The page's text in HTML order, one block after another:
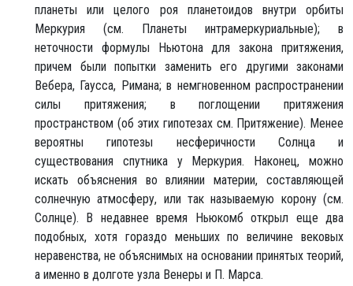
планеты или целого роя планетоидов внутри орбиты
Меркурия (см. Планеты интрамеркуриальные); в
неточности формулы Ньютона для закона притяжения,
причем были попытки заменить его другими законами
Вебера, Гаусса, Римана; в немгновенном распространении
силы притяжения; в поглощении притяжения
пространством (об этих гипотезах см. Притяжение). Менее
вероятны гипотезы несферичности Солнца и
существования спутника у Меркурия. Наконец, можно
искать объяснения во влиянии материи, составляющей
солнечную атмосферу, или так называемую корону (см.
Солнце). В недавнее время Ньюкомб открыл еще два
подобных, хотя гораздо меньших по величине вековых
неравенства, не объяснимых на основании принятых теорий,
а именно в долготе узла Венеры и П. Марса.